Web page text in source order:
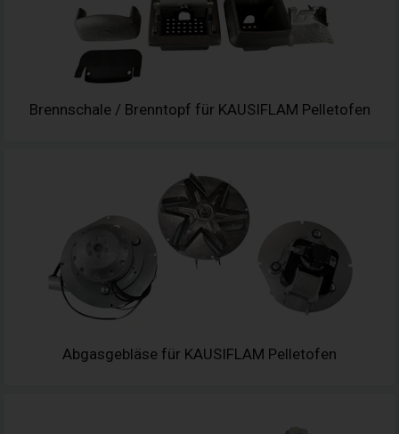
Brennschale / Brenntopf für KAUSIFLAM Pelletofen
Abgasgebläse für KAUSIFLAM Pelletofen